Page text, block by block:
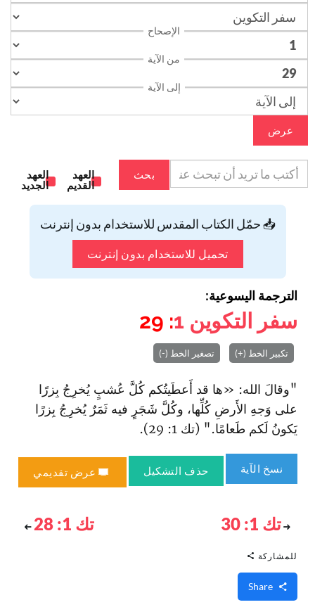
الإصحاح
من الآية
إلى الآية
عرض
بحث
العهد
القديم
العهد
الجديد
📥 حمّل الكتاب المقدس للاستخدام بدون إنترنت
تحميل للاستخدام بدون إنترنت
الترجمة اليسوعية:
سفر التكوين 1
: 29
تكبير الخط (+) تصغير الخط (-)
"وقالَ الله: «ها قد أَعطَيتُكم كُلَّ عُشبٍ يُخرِجُ بِزرًا
على وَجهِ الأَرضِ كُلِّها، وكُلَّ شَجَرٍ فيه ثَمَرٌ يُخرِجُ بِزرًا
يَكونُ لَكم طَعامًا." (تك 1: 29).
نسخ الآية حذف التشكيل عرض تقديمي
تك 1: 30 تك 1: 28
للمشاركة